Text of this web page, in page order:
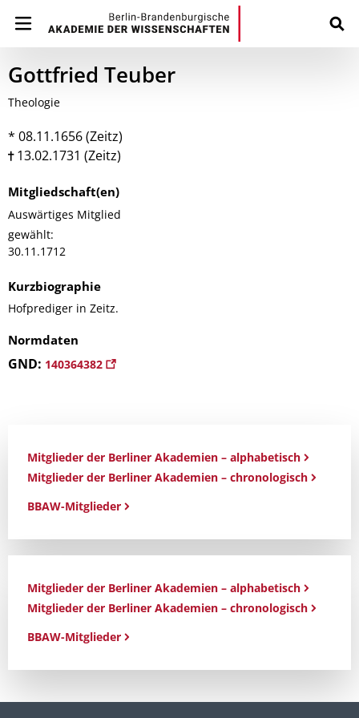
Gottfried Teuber
Theologie
* 08.11.1656 (Zeitz)
13.02.1731 (Zeitz)
Mitgliedschaft(en)
Auswärtiges Mitglied
gewählt:
30.11.1712
Kurzbiographie
Hofprediger in Zeitz.
Normdaten
GND: 140364382
Mitglieder der Berliner Akademien – alphabetisch
Mitglieder der Berliner Akademien – chronologisch
BBAW-Mitglieder
Mitglieder der Berliner Akademien – alphabetisch
Mitglieder der Berliner Akademien – chronologisch
BBAW-Mitglieder